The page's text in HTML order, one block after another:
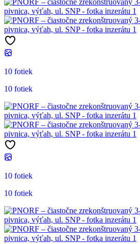
10 fotiek
10 fotiek
10 fotiek
10 fotiek